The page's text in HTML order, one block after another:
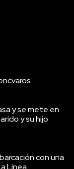
y se mete en
y su hijo
con una
Línea